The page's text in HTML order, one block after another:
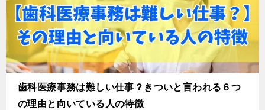
歯科医療事務は難しい仕事？きついと言われる６つ
の理由と向いている人の特徴